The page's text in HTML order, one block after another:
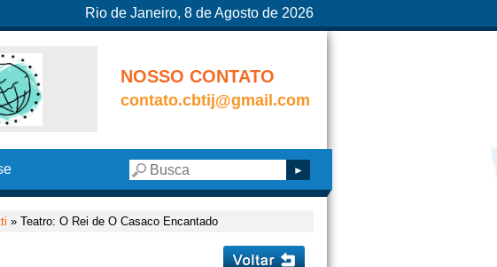
Rio de Janeiro, 8 de Agosto de 2026
NOSSO CONTATO
contato.cbtij@gmail.com
» Teatro: O Rei de O Casaco Encantado